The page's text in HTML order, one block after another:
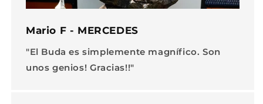
Mario F - MERCEDES
"El Buda es simplemente magnífico. Son
unos genios! Gracias!!"